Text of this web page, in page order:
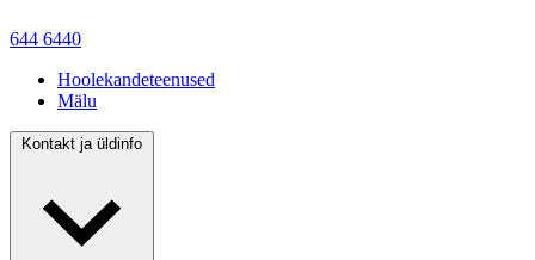
644 6440
Hoolekandeteenused
Mälu
Kontakt ja üldinfo